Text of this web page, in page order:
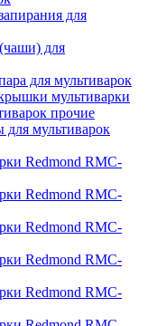
для
для
для мультиварок
мультиварки
прочие
для мультиварок
Redmond RMC-
Redmond RMC-
Redmond RMC-
Redmond RMC-
Redmond RMC-